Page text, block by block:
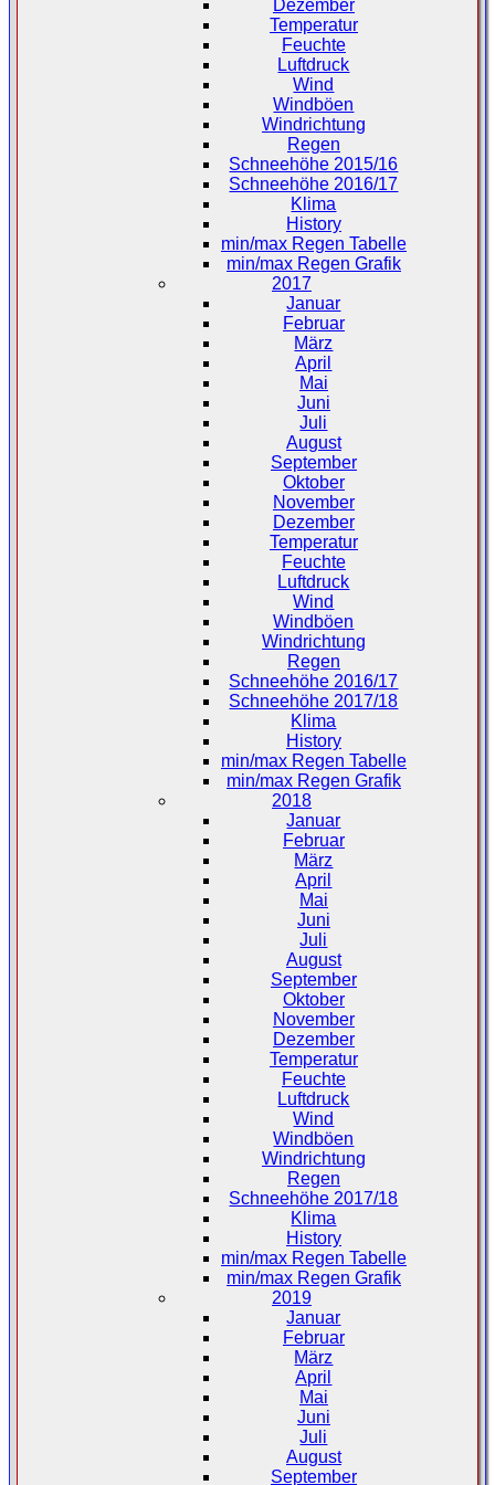
Dezember
Temperatur
Feuchte
Luftdruck
Wind
Windböen
Windrichtung
Regen
Schneehöhe 2015/16
Schneehöhe 2016/17
Klima
History
min/max Regen Tabelle
min/max Regen Grafik
2017
Januar
Februar
März
April
Mai
Juni
Juli
August
September
Oktober
November
Dezember
Temperatur
Feuchte
Luftdruck
Wind
Windböen
Windrichtung
Regen
Schneehöhe 2016/17
Schneehöhe 2017/18
Klima
History
min/max Regen Tabelle
min/max Regen Grafik
2018
Januar
Februar
März
April
Mai
Juni
Juli
August
September
Oktober
November
Dezember
Temperatur
Feuchte
Luftdruck
Wind
Windböen
Windrichtung
Regen
Schneehöhe 2017/18
Klima
History
min/max Regen Tabelle
min/max Regen Grafik
2019
Januar
Februar
März
April
Mai
Juni
Juli
August
September